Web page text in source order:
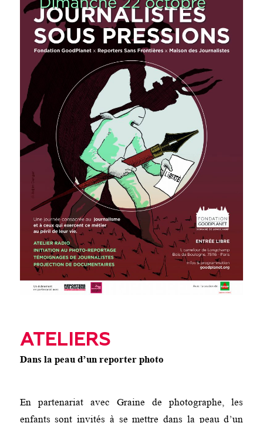
ATELIERS
Dans la peau d’un reporter photo
En partenariat avec Graine de photographe, les
enfants sont invités à se mettre dans la peau d’un